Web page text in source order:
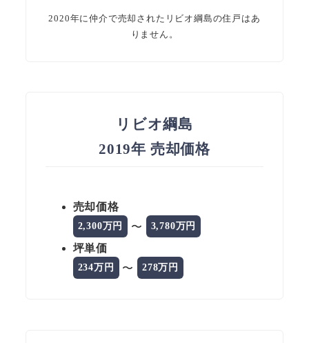
2020年に仲介で売却されたリビオ綱島の住戸はあ
りません。
リビオ綱島
2019年 売却価格
売却価格
2,300万円 〜 3,780万円
坪単価
234万円 〜 278万円